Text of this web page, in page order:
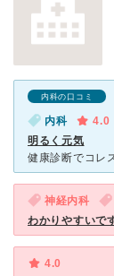
内科の口コミ
内科
4.0
明るく元気
神経内科
わかりやすいで
4.0